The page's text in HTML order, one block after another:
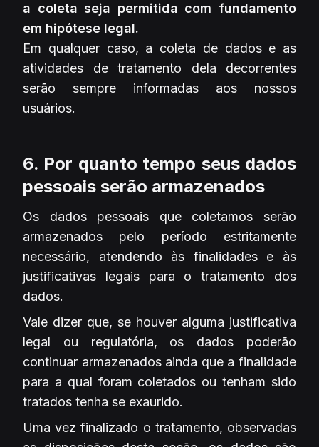
a coleta seja permitida com fundamento
em hipótese legal.
Em qualquer caso, a coleta de dados e as
atividades de tratamento dela decorrentes
serão sempre informadas aos nossos
usuários.
6. Por quanto tempo seus dados
pessoais serão armazenados
Os dados pessoais que coletamos serão
armazenados pelo período estritamente
necessário, atendendo às finalidades e às
justificativas legais para o tratamento dos
dados.
Vale dizer que, se houver alguma justificativa
legal ou regulatória, os dados poderão
continuar armazenados ainda que a finalidade
para a qual foram coletados ou tenham sido
tratados tenha se exaurido.
Uma vez finalizado o tratamento, observadas